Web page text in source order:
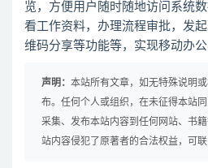
览，方便用户随时随地访问系统
看工作资料，办理流程审批，发
维码分享等功能等，实现移动办公
声明： 本站所有文章，如无特殊说明
布。任何个人或组织，在未征得本站同
采集、发布本站内容到任何网站、书
站内容侵犯了原著者的合法权益，可联